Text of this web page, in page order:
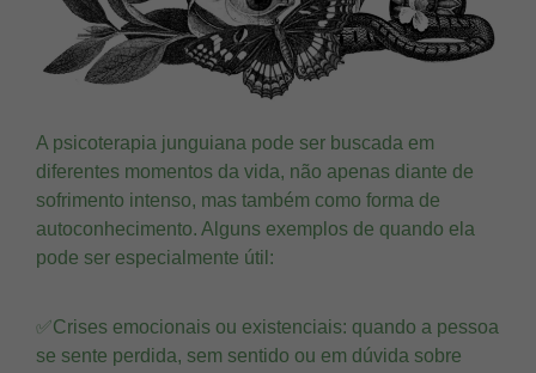
A psicoterapia junguiana pode ser buscada em
diferentes momentos da vida, não apenas diante de
sofrimento intenso, mas também como forma de
autoconhecimento. Alguns exemplos de quando ela
pode ser especialmente útil:
✅Crises emocionais ou existenciais: quando a pessoa
se sente perdida, sem sentido ou em dúvida sobre